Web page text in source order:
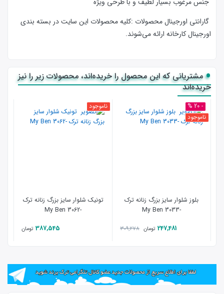
گارانتی اورجینال محصولات :كليه محصولات این سایت در بسته بندی
اورجینال کارخانه ارائه‌‌ می‌شوند.
مشتریانی که این محصول را خریده‌اند، محصولات زیر را نیز
خریده‌اند
- 20 %
ناموجود
بلوز شلوار سایز بزرگ زنانه ترک
-3033 My Ben
247,481 تومان 309,278
ناموجود
تونیک شلوار سایز بزرگ زنانه ترک
-3062 My Ben
387,545 تومان